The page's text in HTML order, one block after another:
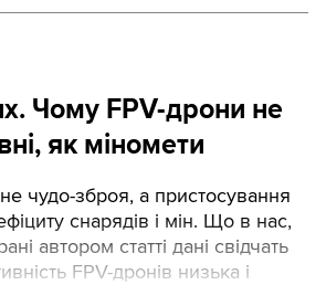
Чому FPV-дрони не
як міномети
чудо-зброя, а пристосування
снарядів і мін. Що в нас,
автором статті дані свідчать
FPV-дронів низька і